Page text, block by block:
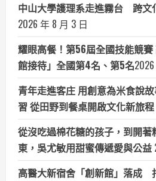
中山大學護理系走進霧台 跨文
2026 年 8 月 3 日
耀眼高餐！第56屆全國技能競
館接待」全國第4名、第5名​
青年走進客庄 用創意為米食說
習 從田野到餐桌開啟文化新旅程
從沒吃過棉花糖的孩子，到開
東，吳尤敏用甜蜜傳遞愛與公益
高醫大新宿舍「創新館」落成